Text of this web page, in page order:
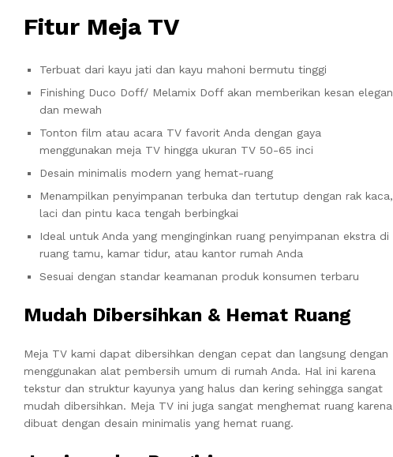
Fitur Meja TV
Terbuat dari kayu jati dan kayu mahoni bermutu tinggi
Finishing Duco Doff/ Melamix Doff akan memberikan kesan elegan
dan mewah
Tonton film atau acara TV favorit Anda dengan gaya
menggunakan meja TV hingga ukuran TV 50-65 inci
Desain minimalis modern yang hemat-ruang
Menampilkan penyimpanan terbuka dan tertutup dengan rak kaca,
laci dan pintu kaca tengah berbingkai
Ideal untuk Anda yang menginginkan ruang penyimpanan ekstra di
ruang tamu, kamar tidur, atau kantor rumah Anda
Sesuai dengan standar keamanan produk konsumen terbaru
Mudah Dibersihkan & Hemat Ruang
Meja TV kami dapat dibersihkan dengan cepat dan langsung dengan
menggunakan alat pembersih umum di rumah Anda. Hal ini karena
tekstur dan struktur kayunya yang halus dan kering sehingga sangat
mudah dibersihkan. Meja TV ini juga sangat menghemat ruang karena
dibuat dengan desain minimalis yang hemat ruang.